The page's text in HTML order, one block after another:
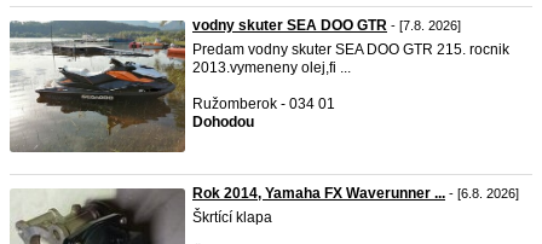
vodny skuter SEA DOO GTR - [7.8. 2026]
Predam vodny skuter SEA DOO GTR 215. rocnik
2013.vymeneny olej,fi ...
Ružomberok - 034 01
Dohodou
Rok 2014, Yamaha FX Waverunner ... - [6.8. 2026]
Škrtící klapa